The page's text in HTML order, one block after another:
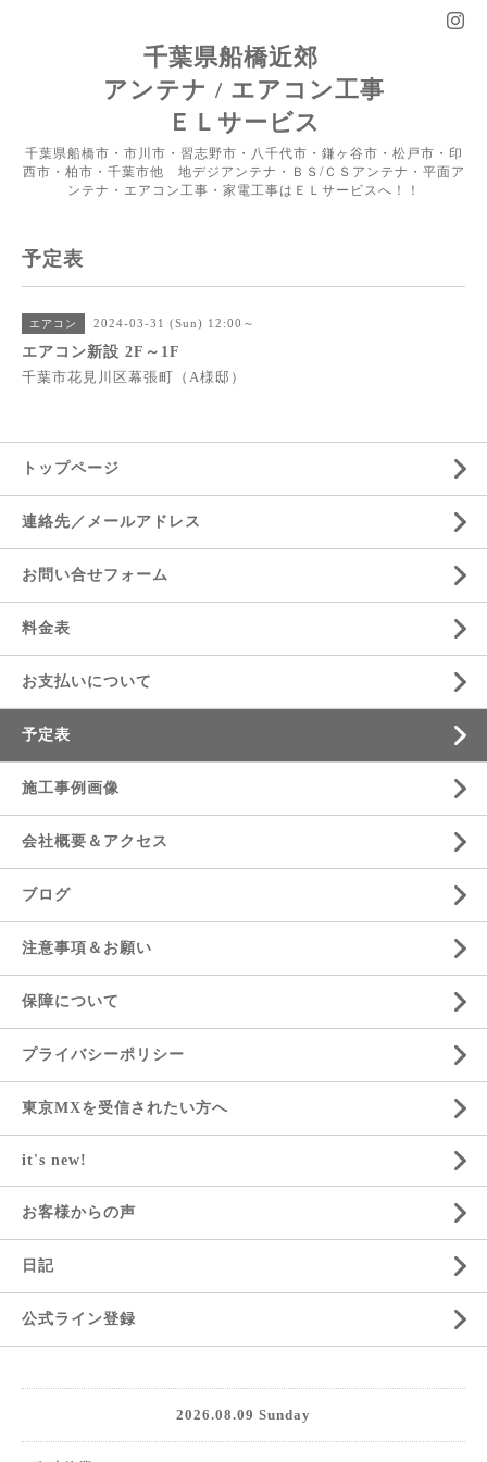
千葉県船橋近郊
アンテナ / エアコン工事
ＥＬサービス
千葉県船橋市・市川市・習志野市・八千代市・鎌ヶ谷市・松戸市・印
西市・柏市・千葉市他 地デジアンテナ・ＢＳ/ＣＳアンテナ・平面ア
ンテナ・エアコン工事・家電工事はＥＬサービスへ！！
予定表
エアコン 2024-03-31 (Sun) 12:00～
エアコン新設 2F～1F
千葉市花見川区幕張町（A様邸）
トップページ
連絡先／メールアドレス
お問い合せフォーム
料金表
お支払いについて
予定表
施工事例画像
会社概要＆アクセス
ブログ
注意事項＆お願い
保障について
プライバシーポリシー
東京MXを受信されたい方へ
it's new!
お客様からの声
日記
公式ライン登録
2026.08.09 Sunday